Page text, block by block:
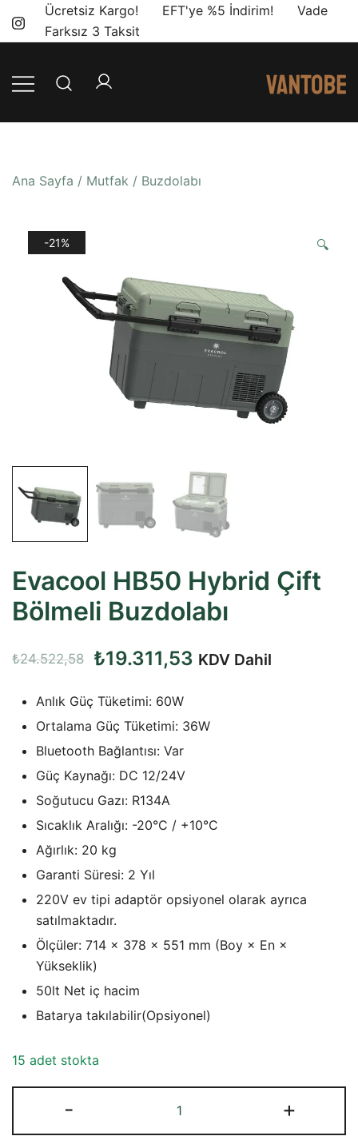
Ücretsiz Kargo! EFT'ye %5 İndirim! Vade
Farksız 3 Taksit
Ana Sayfa / Mutfak / Buzdolabı
-21% 🔍
Evacool HB50 Hybrid Çift
Bölmeli Buzdolabı
₺24.522,58
Orijinal
₺24.522,58.
₺19.311,53 Şu
fiyat:
KDV Dahil
Anlık Güç Tüketimi: 60W
Ortalama Güç Tüketimi: 36W
Bluetooth Bağlantısı: Var
Güç Kaynağı: DC 12/24V
Soğutucu Gazı: R134A
Sıcaklık Aralığı: -20°C / +10°C
Ağırlık: 20 kg
Garanti Süresi: 2 Yıl
220V ev tipi adaptör opsiyonel olarak ayrıca
satılmaktadır.
Ölçüler: 714 × 378 × 551 mm (Boy × En ×
Yükseklik)
50lt Net iç hacim
Batarya takılabilir(Opsiyonel)
15 adet stokta
-
HB50
Hybrid
+